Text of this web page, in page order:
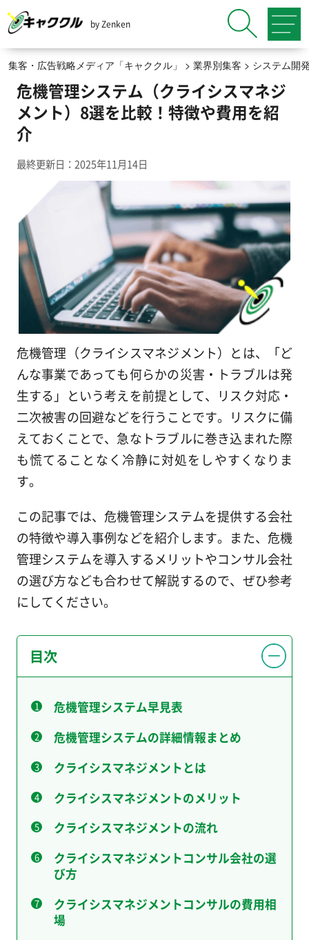
by Zenken
集客・広告戦略メディア「キャククル」 > 業界別集客 > システム開
危機管理システム（クライシスマネジ
メント）8選を比較！特徴や費用を紹
介
最終更新日：2025年11月14日
危機管理（クライシスマネジメント）とは、「ど
んな事業であっても何らかの災害・トラブルは発
生する」という考えを前提として、リスク対応・
二次被害の回避などを行うことです。リスクに備
えておくことで、急なトラブルに巻き込まれた際
も慌てることなく冷静に対処をしやすくなりま
す。
この記事では、危機管理システムを提供する会社
の特徴や導入事例などを紹介します。また、危機
管理システムを導入するメリットやコンサル会社
の選び方なども合わせて解説するので、ぜひ参考
にしてください。
目次
危機管理システム早見表
危機管理システムの詳細情報まとめ
クライシスマネジメントとは
クライシスマネジメントのメリット
クライシスマネジメントの流れ
クライシスマネジメントコンサル会社の選
び方
クライシスマネジメントコンサルの費用相
場